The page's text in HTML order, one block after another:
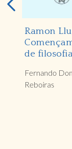
Ramon
de
Fernando
Reboiras